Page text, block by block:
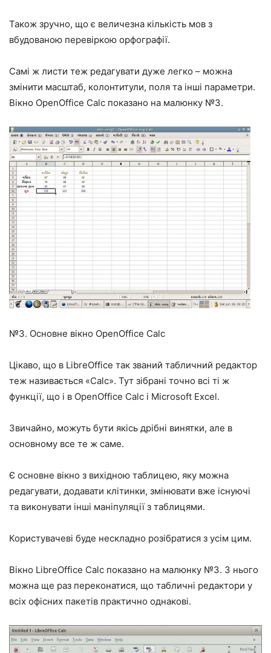
Також зручно, що є величезна кількість мов з
вбудованою перевіркою орфографії.
Самі ж листи теж редагувати дуже легко – можна
змінити масштаб, колонтитули, поля та інші параметри.
Вікно OpenOffice Calc показано на малюнку №3.
№3. Основне вікно OpenOffice Calc
Цікаво, що в LibreOffice так званий табличний редактор
теж називається «Calc». Тут зібрані точно всі ті ж
функції, що і в OpenOffice Calc і Microsoft Excel.
Звичайно, можуть бути якісь дрібні винятки, але в
основному все те ж саме.
Є основне вікно з вихідною таблицею, яку можна
редагувати, додавати клітинки, змінювати вже існуючі
та виконувати інші маніпуляції з таблицями.
Користувачеві буде нескладно розібратися з усім цим.
Вікно LibreOffice Calc показано на малюнку №3. З нього
можна ще раз переконатися, що табличні редактори у
всіх офісних пакетів практично однакові.